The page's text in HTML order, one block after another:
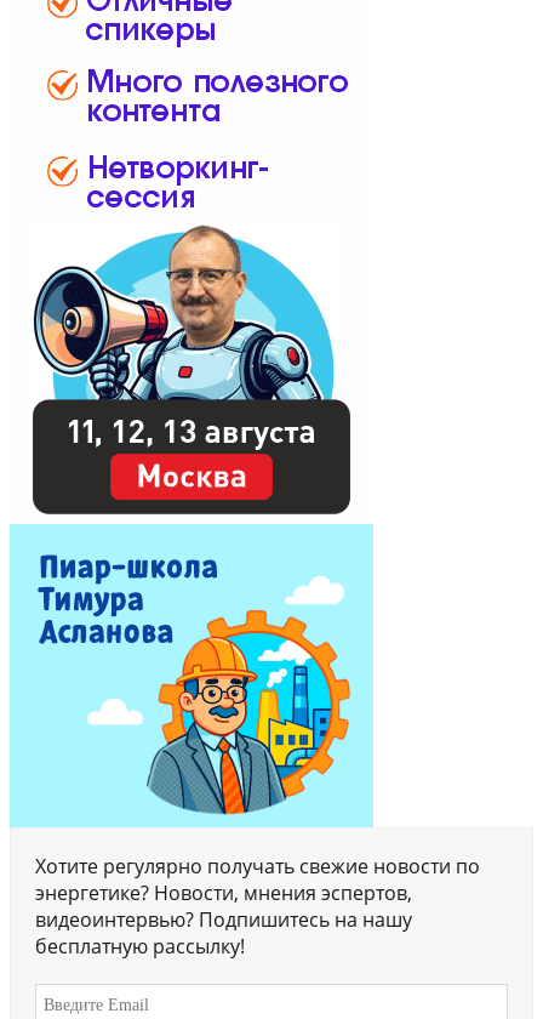
Хотите регулярно получать свежие новости по
энергетике? Новости, мнения эспертов,
видеоинтервью? Подпишитесь на нашу
бесплатную рассылку!